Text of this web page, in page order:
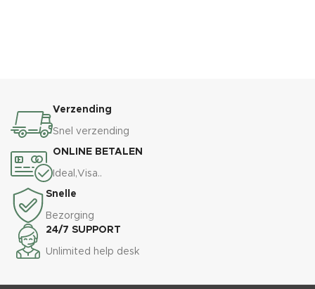
Verzending
Snel verzending
ONLINE BETALEN
Ideal,Visa..
Snelle
Bezorging
24/7 SUPPORT
Unlimited help desk